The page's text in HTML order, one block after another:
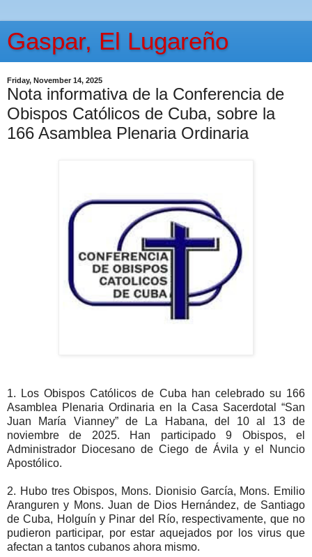
Gaspar, El Lugareño
Friday, November 14, 2025
Nota informativa de la Conferencia de
Obispos Católicos de Cuba, sobre la
166 Asamblea Plenaria Ordinaria
1. Los Obispos Católicos de Cuba han celebrado su 166
Asamblea Plenaria Ordinaria en la Casa Sacerdotal “San
Juan María Vianney” de La Habana, del 10 al 13 de
noviembre de 2025. Han participado 9 Obispos, el
Administrador Diocesano de Ciego de Ávila y el Nuncio
Apostólico.
2. Hubo tres Obispos, Mons. Dionisio García, Mons. Emilio
Aranguren y Mons. Juan de Dios Hernández, de Santiago
de Cuba, Holguín y Pinar del Río, respectivamente, que no
pudieron participar, por estar aquejados por los virus que
afectan a tantos cubanos ahora mismo.